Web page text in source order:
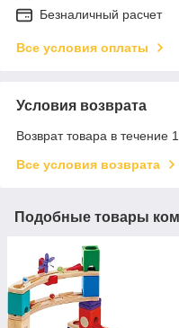
Безналичный расчет
Все условия оплаты
Условия возврата
Возврат товара в течение
Все условия возврата
Подобные товары